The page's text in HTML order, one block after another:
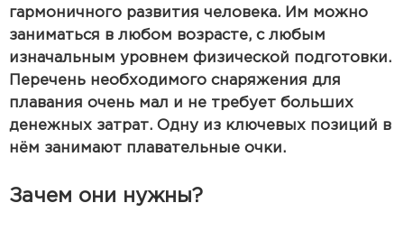
гармоничного развития человека. Им можно
заниматься в любом возрасте, с любым
изначальным уровнем физической подготовки.
Перечень необходимого снаряжения для
плавания очень мал и не требует больших
денежных затрат. Одну из ключевых позиций в
нём занимают плавательные очки.
Зачем они нужны?